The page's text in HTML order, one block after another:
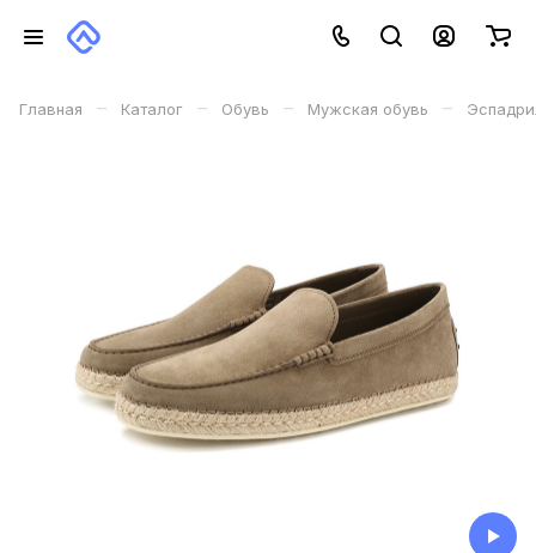
Главная – Каталог – Обувь – Мужская обувь –